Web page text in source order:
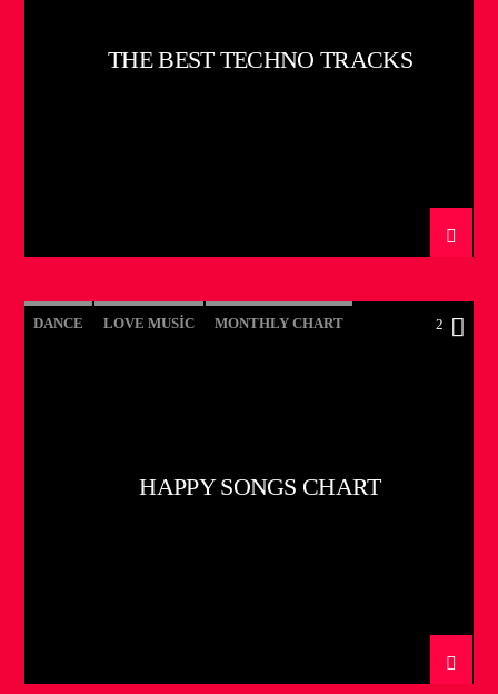
THE BEST TECHNO TRACKS
DANCE LOVE MUSIC MONTHLY CHART 2
HAPPY SONGS CHART